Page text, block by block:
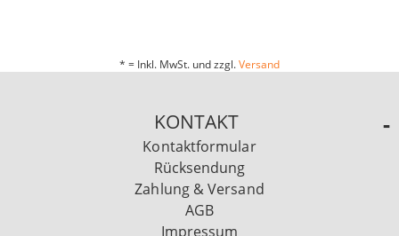
* = Inkl. MwSt. und zzgl.Versand
KONTAKT
Kontaktformular
Rücksendung
Zahlung & Versand
AGB
Impressum